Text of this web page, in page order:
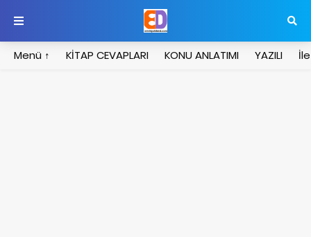
Menü ↑ KİTAP CEVAPLARI KONU ANLATIMI YAZILI